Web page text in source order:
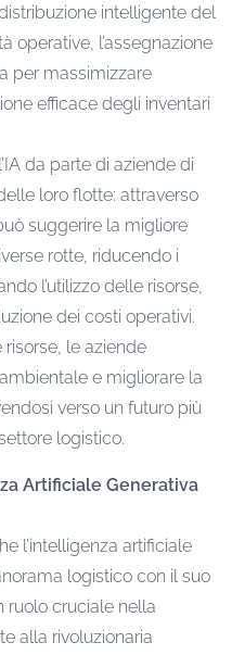
intelligente del
operative, l’assegnazione
per massimizzare
efficace degli inventari
da parte di aziende di
loro flotte: attraverso
suggerire la migliore
rotte, riducendo i
l’utilizzo delle risorse,
dei costi operativi.
risorse, le aziende
e migliorare la
verso un futuro più
logistico.
Artificiale Generativa
l’intelligenza artificiale
logistico con il suo
ruolo cruciale nella
alla rivoluzionaria